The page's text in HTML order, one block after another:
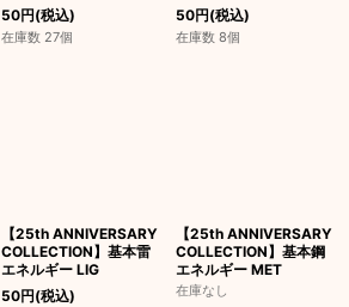
50円(税込)
在庫数 27個
50円(税込)
在庫数 8個
【25th ANNIVERSARY
COLLECTION】基本雷
エネルギー LIG
50円(税込)
【25th ANNIVERSARY
COLLECTION】基本鋼
エネルギー MET
在庫なし